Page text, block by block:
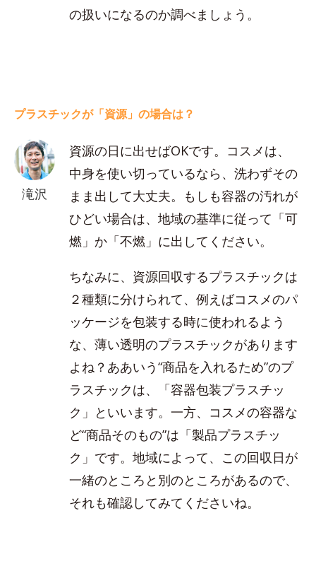
の扱いになるのか調べましょう。
プラスチックが「資源」の場合は？
滝沢
資源の日に出せばOKです。コスメは、
中身を使い切っているなら、洗わずその
まま出して大丈夫。もしも容器の汚れが
ひどい場合は、地域の基準に従って「可
燃」か「不燃」に出してください。
ちなみに、資源回収するプラスチックは
２種類に分けられて、例えばコスメのパ
ッケージを包装する時に使われるよう
な、薄い透明のプラスチックがあります
よね？ああいう“商品を入れるため”のプ
ラスチックは、「容器包装プラスチッ
ク」といいます。一方、コスメの容器な
ど“商品そのもの”は「製品プラスチッ
ク」です。地域によって、この回収日が
一緒のところと別のところがあるので、
それも確認してみてくださいね。